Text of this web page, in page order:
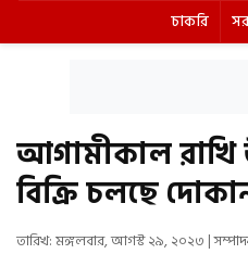
চাকরি
আগামীকাল
বিক্রি চলছে
তারিখ: মঙ্গলবার, আগস্ট ২৯, ২০২৩ |